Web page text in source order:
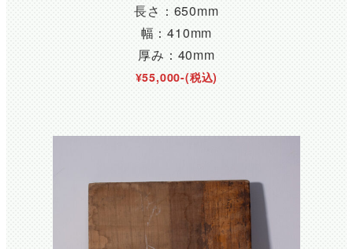
長さ：650mm
幅：410mm
厚み：40mm
¥55,000-(税込)